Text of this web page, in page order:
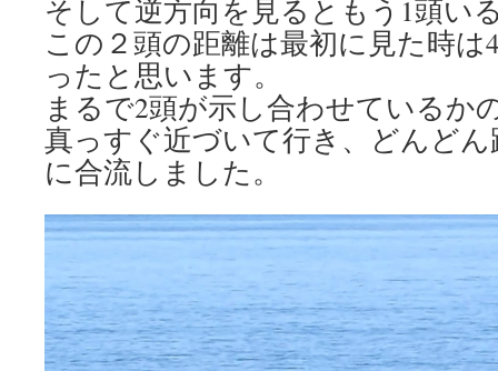
そして逆方向を見るともう1頭い
この２頭の距離は最初に見た時は
ったと思います。
まるで2頭が示し合わせているか
真っすぐ近づいて行き、どんど
に合流しました。